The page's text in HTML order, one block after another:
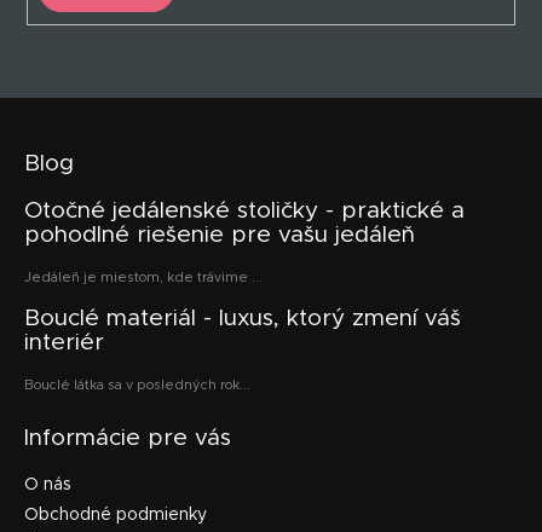
Blog
Otočné jedálenské stoličky - praktické a
pohodlné riešenie pre vašu jedáleň
Jedáleň je miestom, kde trávime ...
Bouclé materiál - luxus, ktorý zmení váš
interiér
Bouclé látka sa v posledných rok...
Informácie pre vás
O nás
Obchodné podmienky